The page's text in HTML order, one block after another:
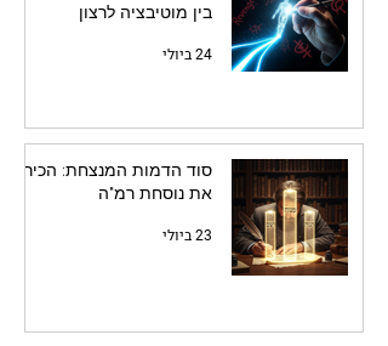
בין מוטיבציה לרצון
24 ביולי
סוד הדמות המנצחת: הכירו
את נוסחת רמ"ה
23 ביולי